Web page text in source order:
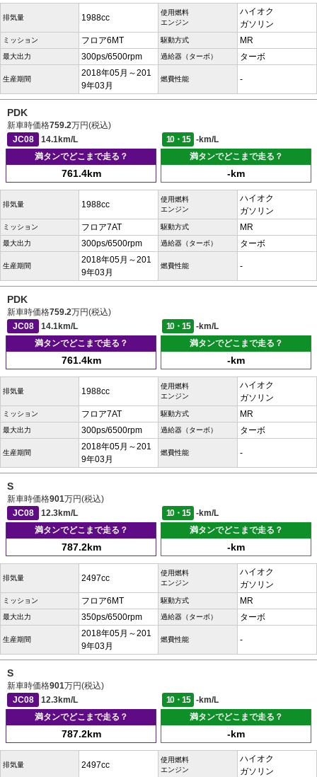
排気量 1988cc
使用燃料
エンジン
ハイオク
ガソリン
ミッション フロア6MT 駆動方式 MR
最大出力 300ps/6500rpm 過給器（ターボ） ターボ
生産期間
2018年05月～201
9年03月
燃費性能 -
PDK
新車時価格759.2万円(税込)
JC08
14.1km/L 10・15
-km/L
満タンでどこまで走る？
761.4km
満タンでどこまで走る？
-km
排気量 1988cc
使用燃料
エンジン
ハイオク
ガソリン
ミッション フロア7AT 駆動方式 MR
最大出力 300ps/6500rpm 過給器（ターボ） ターボ
生産期間
2018年05月～201
9年03月
燃費性能 -
PDK
新車時価格759.2万円(税込)
JC08
14.1km/L 10・15
-km/L
満タンでどこまで走る？
761.4km
満タンでどこまで走る？
-km
排気量 1988cc
使用燃料
エンジン
ハイオク
ガソリン
ミッション フロア7AT 駆動方式 MR
最大出力 300ps/6500rpm 過給器（ターボ） ターボ
生産期間
2018年05月～201
9年03月
燃費性能 -
S
新車時価格901万円(税込)
JC08
12.3km/L 10・15
-km/L
満タンでどこまで走る？
787.2km
満タンでどこまで走る？
-km
排気量 2497cc
使用燃料
エンジン
ハイオク
ガソリン
ミッション フロア6MT 駆動方式 MR
最大出力 350ps/6500rpm 過給器（ターボ） ターボ
生産期間
2018年05月～201
9年03月
燃費性能 -
S
新車時価格901万円(税込)
JC08
12.3km/L 10・15
-km/L
満タンでどこまで走る？
787.2km
満タンでどこまで走る？
-km
排気量 2497cc
使用燃料
エンジン
ハイオク
ガソリン